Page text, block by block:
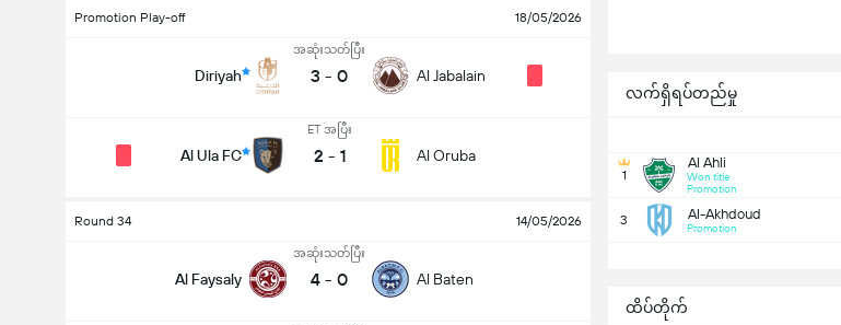
Promotion Play-off 18/05/2026
Diriyah
အဆုံးသတ်ပြီး
3 - 0 Al Jabalain
Al Ula FC
ET အပြီး
2 - 1 Al Oruba
Round 34 14/05/2026
Al Faysaly
အဆုံးသတ်ပြီး
4 - 0 Al Baten
လက်ရှိရပ်တည်မှု
1
Al Ahli
Won title
Promotion
3 Al-Akhdoud
Promotion
ထိပ်တိုက်